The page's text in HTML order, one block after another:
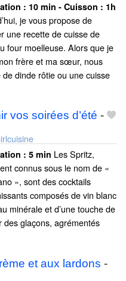
: 10 min - Cuisson : 1h
je vous propose de
une recette de cuisse de
four moelleuse. Alors que je
frère et ma sœur, nous
dinde rôtie ou une cuisse
vos soirées d’été -
: 5 min Les Spritz,
connus sous le nom de «
», sont des cocktails
composés de vin blanc
minérale et d’une touche de
glaçons, agrémentés
et aux lardons -